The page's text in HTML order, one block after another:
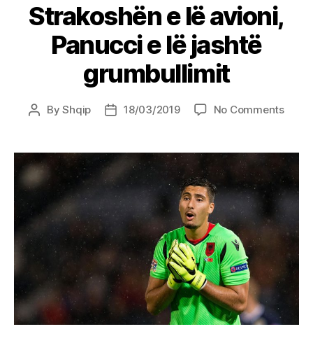
Strakoshën e lë avioni,
Panucci e lë jashtë
grumbullimit
PostByShqip
Post18/03/2019 No Commentson
lë